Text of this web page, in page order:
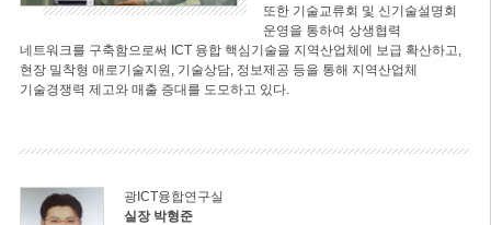
또한 기술교류회 및 신기술설명회
운영을 통하여 상생협력
네트워크를 구축함으로써 ICT 융합 핵심기술을 지역산업체에 보급 확산하고,
현장 밀착형 애로기술지원, 기술상담, 정보제공 등을 통해 지역산업체
기술경쟁력 제고와 매출 증대를 도모하고 있다.
광ICT융합연구실
실장 박형준